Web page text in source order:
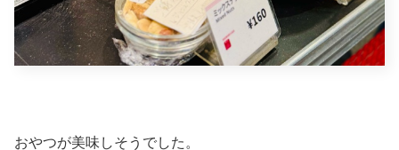
おやつが美味しそうでした。